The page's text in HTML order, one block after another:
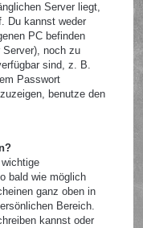
Server liegt,
Du kannst weder
PC befinden
noch zu
sind, z. B.
Passwort
benutze den
bald wie möglich
ganz oben in
Bereich.
kannst oder